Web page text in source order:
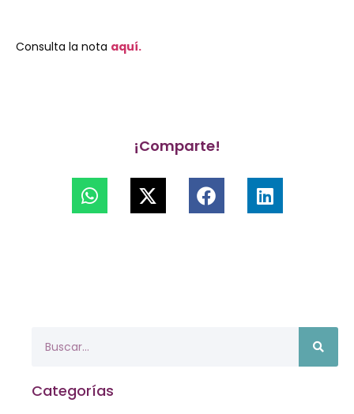
Consulta la nota aquí.
¡Comparte!
Categorías